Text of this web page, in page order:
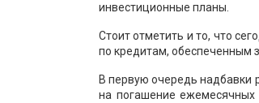
инвестиционные планы.
Стоит отметить и то, что
по кредитам, обеспеченным
В первую очередь надбавки
на погашение